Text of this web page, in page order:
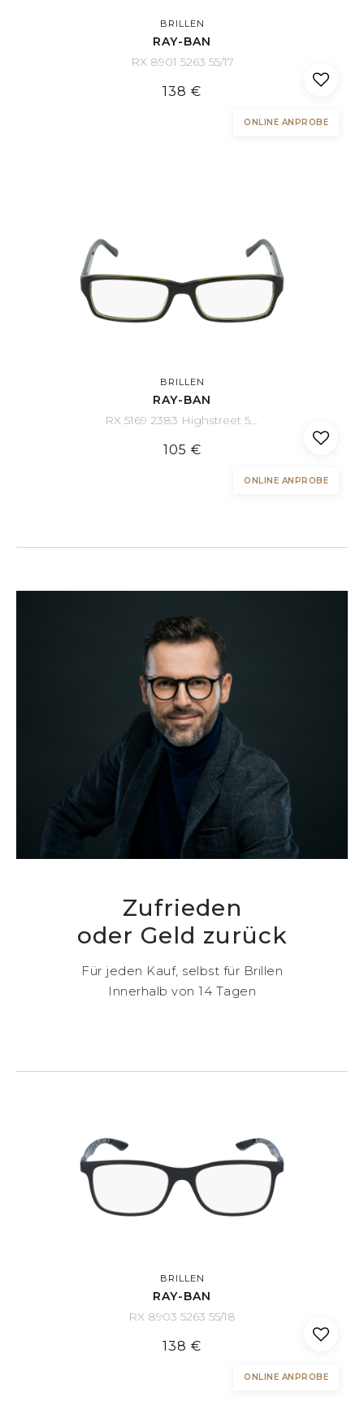
BRILLEN
RAY-BAN
RX 8901 5263 55/17
138 €
ONLINE ANPROBE
BRILLEN
RAY-BAN
105 €
ONLINE ANPROBE
Zufrieden
oder Geld zurück
Für jeden Kauf, selbst für Brillen
Innerhalb von 14 Tagen
BRILLEN
RAY-BAN
RX 8903 5263 55/18
138 €
ONLINE ANPROBE